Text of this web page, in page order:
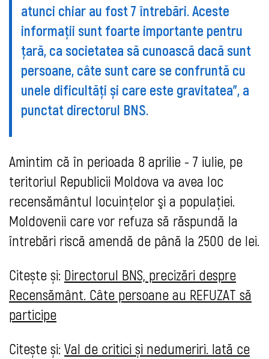
atunci chiar au fost 7 întrebări. Aceste
informații sunt foarte importante pentru
țară, ca societatea să cunoască dacă sunt
persoane, câte sunt care se confruntă cu
unele dificultăți și care este gravitatea", a
punctat directorul BNS.
Amintim că în perioada 8 aprilie - 7 iulie, pe
teritoriul Republicii Moldova va avea loc
recensământul locuinţelor şi a populaţiei.
Moldovenii care vor refuza să răspundă la
întrebări riscă amendă de până la 2500 de lei.
Citește și: Directorul BNS, precizări despre
Recensământ. Câte persoane au REFUZAT să
participe
Citește și: Val de critici și nedumeriri. Iată ce